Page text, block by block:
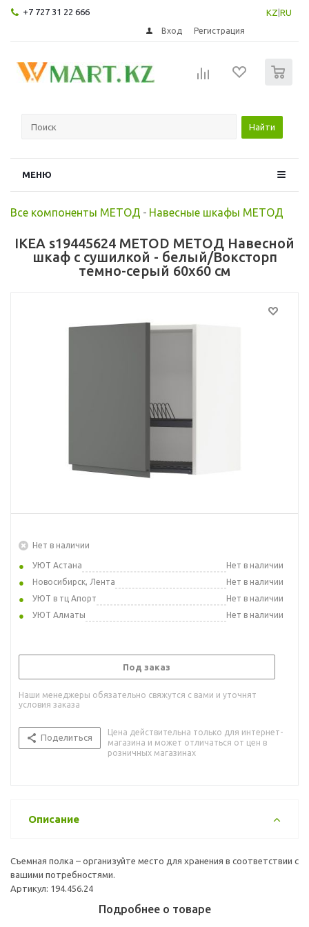
+7 727 31 22 666 KZ RU
Вход Регистрация
Найти
МЕНЮ
Все компоненты МЕТОД - Навесные шкафы МЕТОД
IKEA s19445624 METOD МЕТОД Навесной
шкаф с сушилкой - белый/Воксторп
темно-серый 60x60 см
Нет в наличии
УЮТ Астана
Нет в наличии
Новосибирск, Лента
Нет в наличии
УЮТ в тц Апорт
Нет в наличии
УЮТ Алматы
Нет в наличии
Под заказ
Наши менеджеры обязательно свяжутся с вами и уточнят
условия заказа
Поделиться
Цена действительна только для интернет-
магазина и может отличаться от цен в
розничных магазинах
Описание
Съемная полка – организуйте место для хранения в соответствии с
вашими потребностями.
Артикул: 194.456.24
Подробнее о товаре